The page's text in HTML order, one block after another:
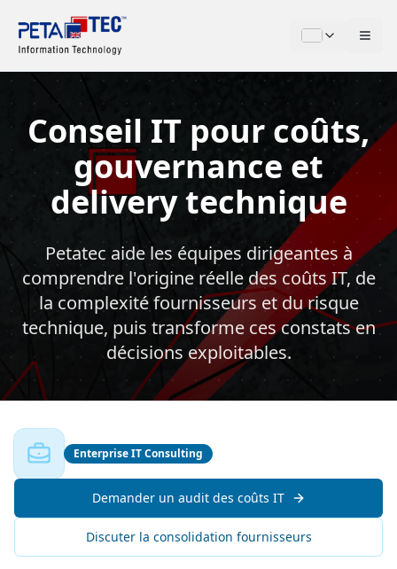
Conseil IT pour coûts,
gouvernance et
delivery technique
Petatec aide les équipes dirigeantes à
comprendre l'origine réelle des coûts IT, de
la complexité fournisseurs et du risque
technique, puis transforme ces constats en
décisions exploitables.
Enterprise IT Consulting
Demander un audit des coûts IT
Discuter la consolidation fournisseurs